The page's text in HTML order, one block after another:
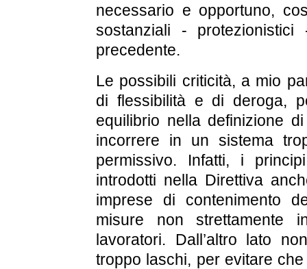
necessario e opportuno,
sostanziali -
precedente.
Le possibili criticità, a mio
di flessibilità e di deroga,
equilibrio nella definizione
incorrere in un sistema
permissivo. Infatti, i
introdotti nella Direttiva
imprese di contenimento
misure non strettamente
lavoratori. Dall’altro lato
troppo laschi, per evitare